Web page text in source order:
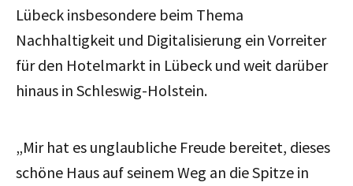
Lübeck insbesondere beim Thema
Nachhaltigkeit und Digitalisierung ein Vorreiter
für den Hotelmarkt in Lübeck und weit darüber
hinaus in Schleswig-Holstein.
„Mir hat es unglaubliche Freude bereitet, dieses
schöne Haus auf seinem Weg an die Spitze in